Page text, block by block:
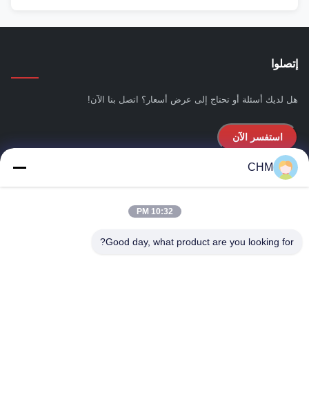
إتصلوا
هل لديك أسئلة أو تحتاج إلى عرض أسعار؟ اتصل بنا الآن!
استفسر الآن
روابط سريعة
حولنا
CHM
10:32 PM
Good day, what product are you looking for?